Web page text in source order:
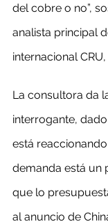
del cobre o no”,
analista principal
internacional
La consultora da
interrogante,
está
demanda está un
que lo
al anuncio de